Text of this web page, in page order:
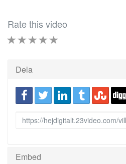
Rate this video
Dela
URL
Embed